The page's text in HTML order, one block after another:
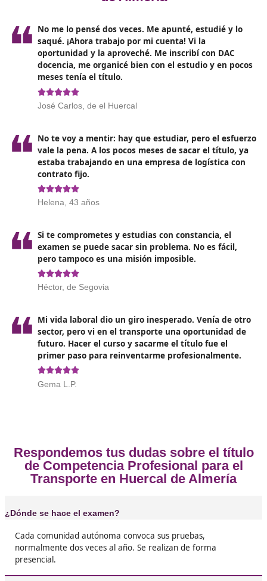
internacional, lo que aumenta las posibilidades de
empleo en empresas de transporte, logística y
Además, contar con este título permiteacceder a
de mayor responsabilidad
planificación de operaciones logísticas y dirección de
empresas de transporte. A medida que el sector
son cada vez más valorados.
Por otro lado, la formación continua y la actualización
conocimientos son fundamentales en una industria tan
dinámica.
España se enfrenta a varios desafíos y
sostenibilidad será uno de los puntos clave en los
años. Con el aumento de la conciencia ambiental, es
probable que surjan nuevas normativas que exigieran
empresas adoptar prácticas más sostenibles y
Opiniones sobre el
❝ No me lo pensé dos veces. Me apunté,
saqué. ¡Ahora trabajo por mi cuenta! Vi la
meses tenía el título.

José Carlos, de el Huercal